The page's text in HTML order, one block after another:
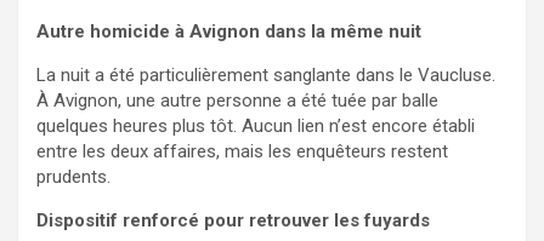
Autre homicide à Avignon dans la même nuit
La nuit a été particulièrement sanglante dans le Vaucluse.
À Avignon, une autre personne a été tuée par balle
quelques heures plus tôt. Aucun lien n’est encore établi
entre les deux affaires, mais les enquêteurs restent
prudents.
Dispositif renforcé pour retrouver les fuyards